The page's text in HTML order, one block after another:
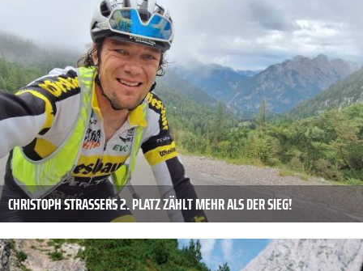
CHRISTOPH STRASSERS 2. PLATZ ZÄHLT MEHR ALS DER SIEG!